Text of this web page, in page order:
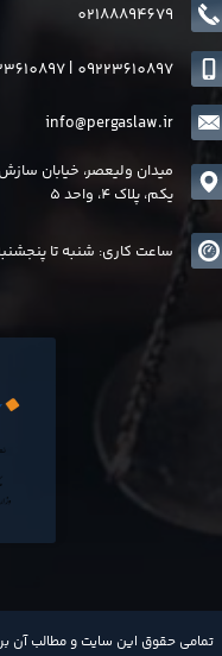
​تمامی حقوق این سایت و مطالب آن
02188894679
info@pergaslaw.ir
| 09223610897
میدان ولیعصر، خیابان
یکم، پلاک 4، واحد 5
ساعت کاری: شنبه تا پنجشنبه 8